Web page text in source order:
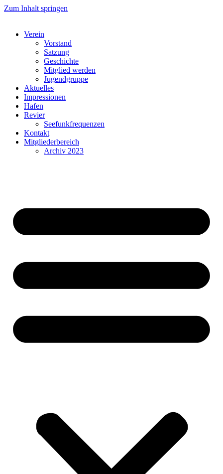
Zum Inhalt springen
Verein
Vorstand
Satzung
Geschichte
Mitglied werden
Jugendgruppe
Aktuelles
Impressionen
Hafen
Revier
Seefunkfrequenzen
Kontakt
Mitgliederbereich
Archiv 2023